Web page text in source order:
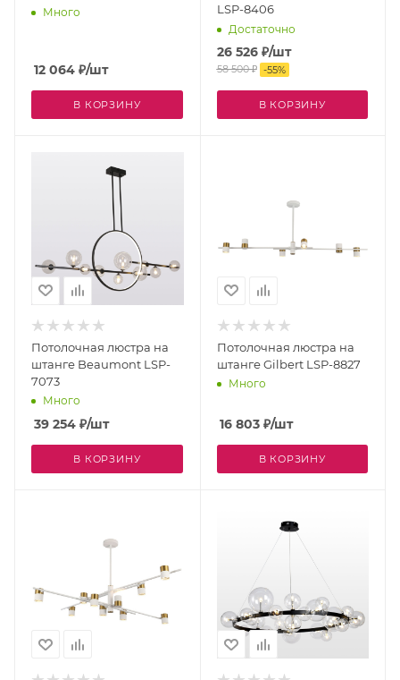
Много
12 064 ₽/шт
В КОРЗИНУ
LSP-8406
Достаточно
26 526₽/шт
58 500₽ -55%
В КОРЗИНУ
Потолочная люстра на
штанге Beaumont LSP-
7073
Много
39 254 ₽/шт
В КОРЗИНУ
Потолочная люстра на
штанге Gilbert LSP-8827
Много
16 803₽/шт
В КОРЗИНУ